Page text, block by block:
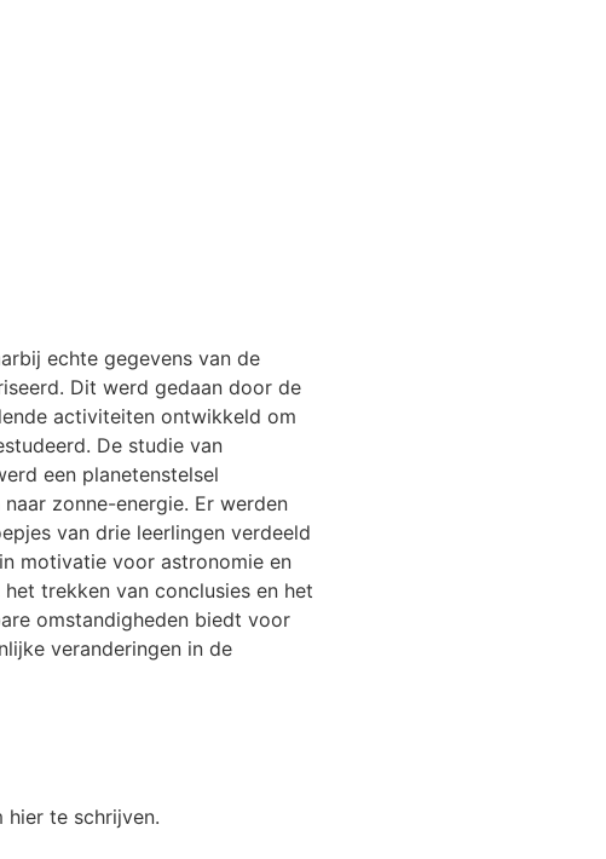
echte gegevens van de
Dit werd gedaan door de
activiteiten ontwikkeld om
De studie van
een planetenstelsel
zonne-energie. Er werden
van drie leerlingen verdeeld
motivatie voor astronomie en
trekken van conclusies en het
omstandigheden biedt voor
veranderingen in de
hier te schrijven.